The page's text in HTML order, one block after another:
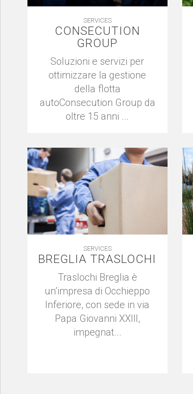
SERVICES
CONSECUTION
GROUP
Soluzioni e servizi per
ottimizzare la gestione
della flotta
autoConsecution Group da
oltre 15 anni ...
SERVICES
BREGLIA TRASLOCHI
Traslochi Breglia è
un’impresa di Occhieppo
Inferiore, con sede in via
Papa Giovanni XXIII,
impegnat...